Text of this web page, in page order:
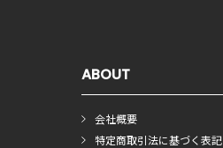
ABOUT
会社概要
特定商取引法に基づく表記